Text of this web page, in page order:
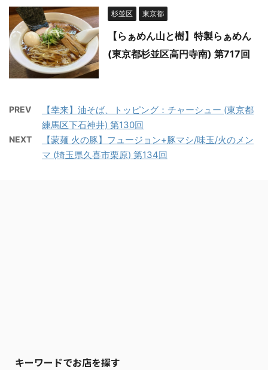
杉並区 東京都
【らぁめん山と樹】特製らぁめん
(東京都杉並区高円寺南) 第717回
PREV
【幸来】油そば、トッピング：チャーシュー (東京都
練馬区下石神井) 第130回
NEXT
【蒙麺 火の豚】フュージョン+豚マシ/味玉/火のメン
マ (埼玉県久喜市栗原) 第134回
キーワードでお店を探す